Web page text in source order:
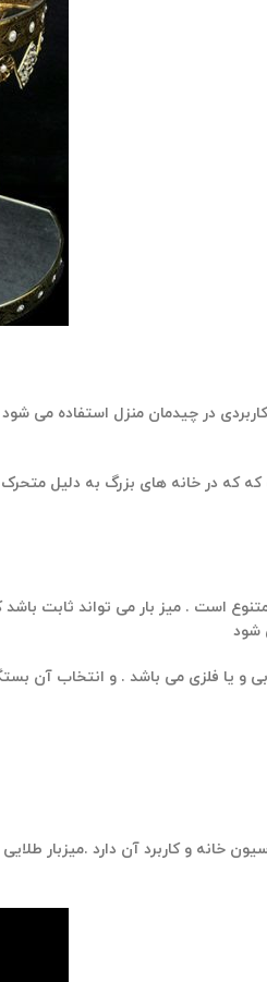
در چیدمان منزل استفاده می
که در خانه های بزرگ به دلیل
متنوع است . میز بار می تواند ثابت
خانه و کاربرد آن دارد .میزبار